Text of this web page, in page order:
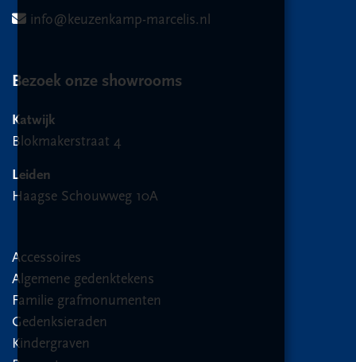
info@keuzenkamp-marcelis.nl
Bezoek onze showrooms
Katwijk
Blokmakerstraat 4
Leiden
Haagse Schouwweg 10A
Accessoires
Algemene gedenktekens
Familie grafmonumenten
Gedenksieraden
Kindergraven